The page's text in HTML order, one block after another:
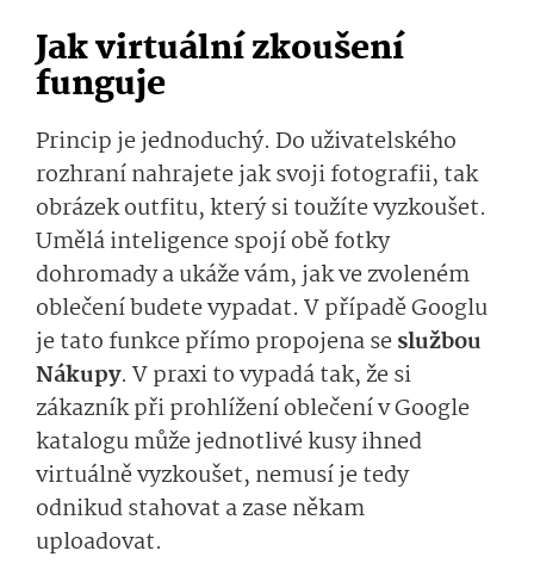
Jak virtuální zkoušení
funguje
Princip je jednoduchý. Do uživatelského
rozhraní nahrajete jak svoji fotografii, tak
obrázek outfitu, který si toužíte vyzkoušet.
Umělá inteligence spojí obě fotky
dohromady a ukáže vám, jak ve zvoleném
oblečení budete vypadat. V případě Googlu
je tato funkce přímo propojena seslužbou
Nákupy. V praxi to vypadá tak, že si
zákazník při prohlížení oblečení v Google
katalogu může jednotlivé kusy ihned
virtuálně vyzkoušet, nemusí je tedy
odnikud stahovat a zase někam
uploadovat.